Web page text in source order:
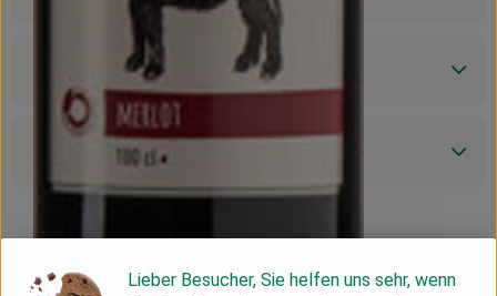
Produktdatenblatt
Herkunft
Lieber Besucher, Sie helfen uns sehr, wenn